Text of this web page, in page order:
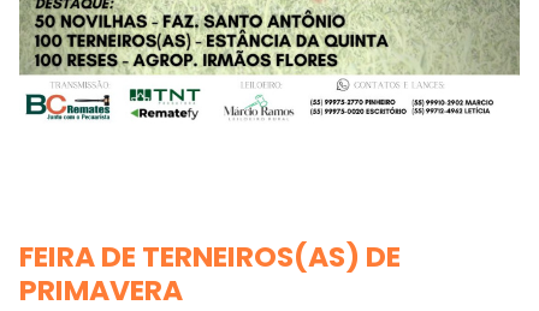
FEIRA DE TERNEIROS(AS) DE
PRIMAVERA